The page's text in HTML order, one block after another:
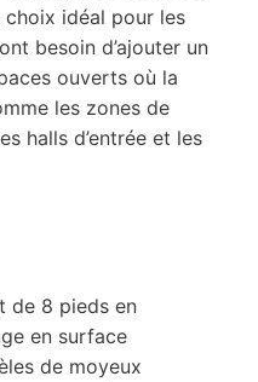
idéal pour les
besoin d’ajouter un
ouverts où la
les zones de
halls d’entrée et les
de 8 pieds en
en surface
de moyeux